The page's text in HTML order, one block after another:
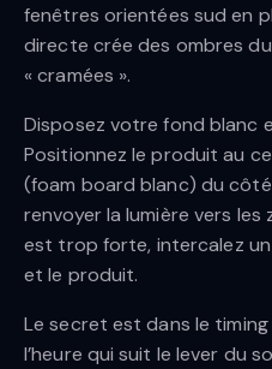
fenêtres orientées sud en
directe crée des ombres
« cramées ».
Disposez votre fond blanc
Positionnez le produit au
(foam board blanc) du
renvoyer la lumière vers les
est trop forte, intercalez
et le produit.
Le secret est dans le
l’heure qui suit le lever du